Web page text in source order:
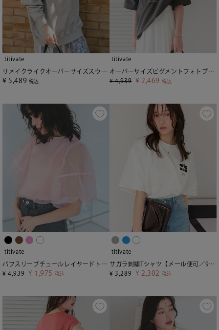
titivate
リメイクライクオーバーサイズスウェット
¥ 5,489 税込
titivate
オーバーサイズピグメントフォトプリントTシャツ【メール便可／100】
¥ 4,939 ¥ 2,469 税込
titivate
パフスリーブチュールレイヤードトップス【メール便可／100】
¥ 4,939 ¥ 1,975 税込
titivate
サガラ刺繍Tシャツ【メール便可／90】
¥ 3,289 ¥ 2,302 税込